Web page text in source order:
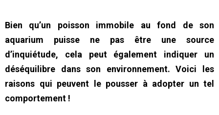
Bien qu’un poisson immobile au fond de son
aquarium puisse ne pas être une source
d’inquiétude, cela peut également indiquer un
déséquilibre dans son environnement. Voici les
raisons qui peuvent le pousser à adopter un tel
comportement !